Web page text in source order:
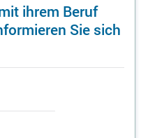
ihrem Beruf
Sie sich